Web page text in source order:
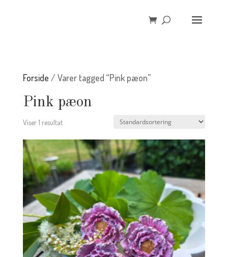
Forside / Varer tagged “Pink pæon”
Pink pæon
Viser 1 resultat